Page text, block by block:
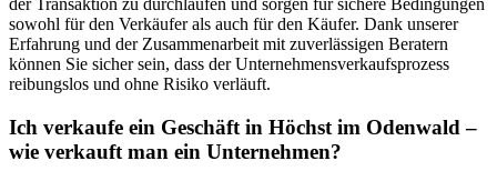
der Transaktion zu durchlaufen und sorgen für sichere Bedingungen
sowohl für den Verkäufer als auch für den Käufer. Dank unserer
Erfahrung und der Zusammenarbeit mit zuverlässigen Beratern
können Sie sicher sein, dass der Unternehmensverkaufsprozess
reibungslos und ohne Risiko verläuft.
Ich verkaufe ein Geschäft in Höchst im Odenwald –
wie verkauft man ein Unternehmen?